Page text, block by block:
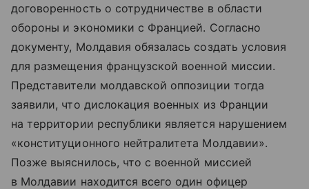
договоренность о сотрудничестве в области
обороны и экономики с Францией. Согласно
документу, Молдавия обязалась создать условия
для размещения французской военной миссии.
Представители молдавской оппозиции тогда
заявили, что дислокация военных из Франции
на территории республики является нарушением
«конституционного нейтралитета Молдавии».
Позже выяснилось, что с военной миссией
в Молдавии находится всего один офицер